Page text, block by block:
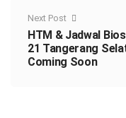
Next Post
HTM & Jadwal
21 Tangerang
Coming Soon